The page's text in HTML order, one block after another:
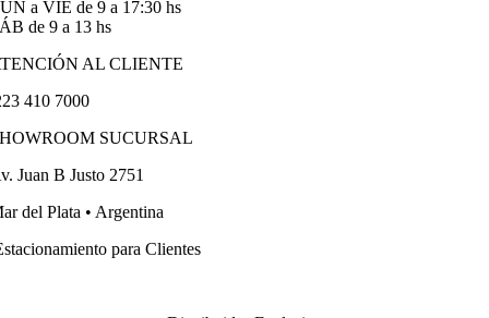
a VIE de 9 a 17:30 hs
de 9 a 13 hs
AL CLIENTE
410 7000
SUCURSAL
Juan B Justo 2751
del Plata • Argentina
para Clientes